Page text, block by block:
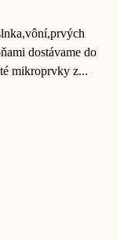
dostávame do
mikroprvky z...